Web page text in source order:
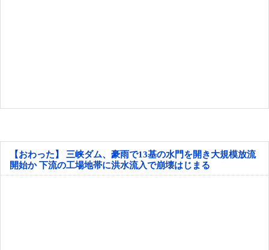
【おわった】 三峡ダム、豪雨で13基の水門を開き大規模放流
開始か 下流の工場地帯に洪水流入で崩壊はじまる